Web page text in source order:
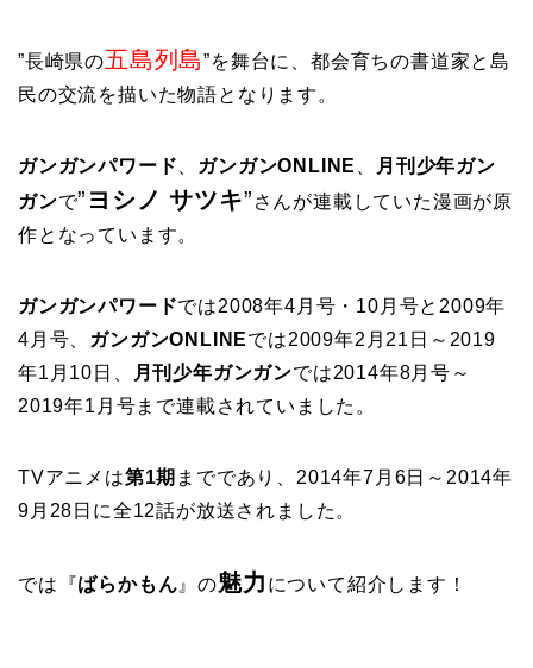
”長崎県の五島列島”を舞台に、都会育ちの書道家と島
民の交流を描いた物語となります。
ガンガンパワード ガンガンONLINE
月刊少年ガン
ガンで” ヨシノ サツキ” さんが連載していた漫画が原
作となっています。
ガンガンパワードでは2008年4月号・10月号と2009年
4月号、
ガンガンONLINEでは2009年2月21日～2019
年1月10日、
月刊少年ガンガンでは2014年8月号～
2019年1月号まで連載されていました。
TVアニメは第1期 までであり、2014年7月6日～2014年
9月28日に全12話が放送されました。
では『ばらかもん 』の魅力 について紹介します！